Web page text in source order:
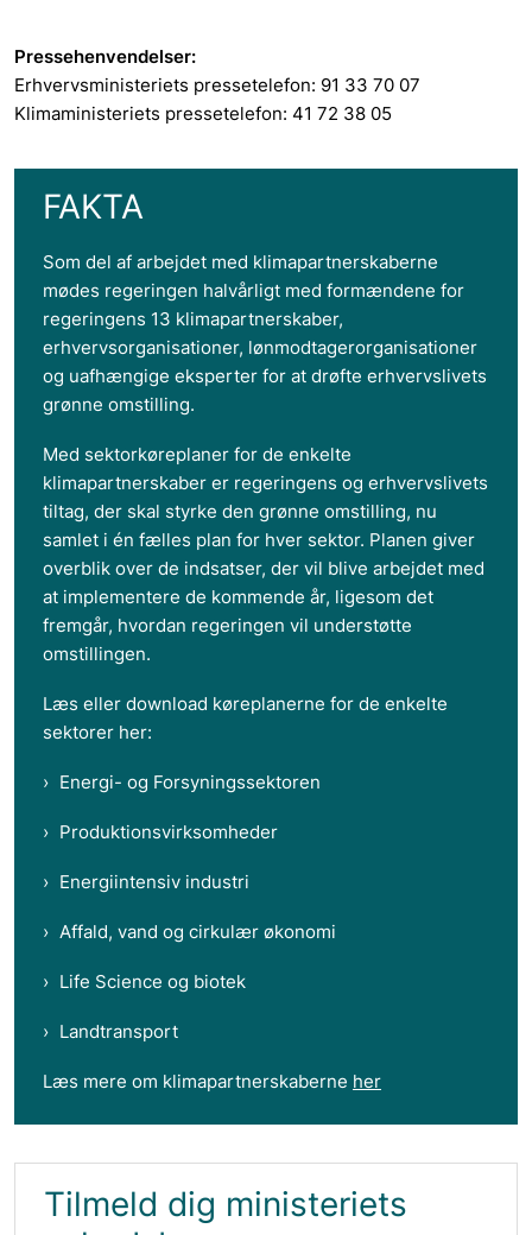
Pressehenvendelser:
Erhvervsministeriets pressetelefon: 91 33 70 07
Klimaministeriets pressetelefon: 41 72 38 05
FAKTA
Som del af arbejdet med klimapartnerskaberne
mødes regeringen halvårligt med formændene for
regeringens 13 klimapartnerskaber,
erhvervsorganisationer, lønmodtagerorganisationer
og uafhængige eksperter for at drøfte erhvervslivets
grønne omstilling.
Med sektorkøreplaner for de enkelte
klimapartnerskaber er regeringens og erhvervslivets
tiltag, der skal styrke den grønne omstilling, nu
samlet i én fælles plan for hver sektor. Planen giver
overblik over de indsatser, der vil blive arbejdet med
at implementere de kommende år, ligesom det
fremgår, hvordan regeringen vil understøtte
omstillingen.
Læs eller download køreplanerne for de enkelte
sektorer her:
Energi- og Forsyningssektoren
Produktionsvirksomheder
Energiintensiv industri
Affald, vand og cirkulær økonomi
Life Science og biotek
Landtransport
Læs mere om klimapartnerskaberne her
Tilmeld dig ministeriets